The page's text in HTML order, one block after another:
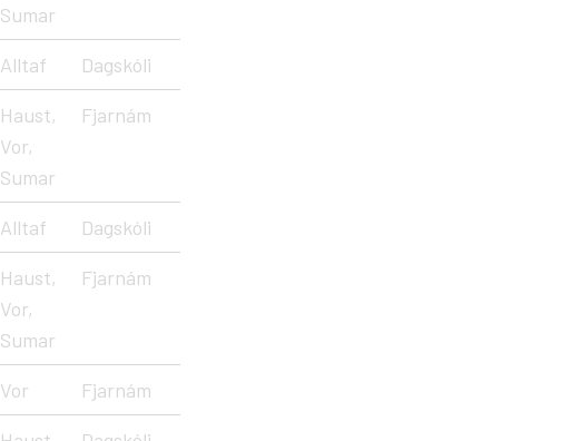
Sumar
Alltaf Dagskóli
Haust,
Vor,
Sumar
Fjarnám
Alltaf Dagskóli
Haust,
Vor,
Sumar
Fjarnám
Vor Fjarnám